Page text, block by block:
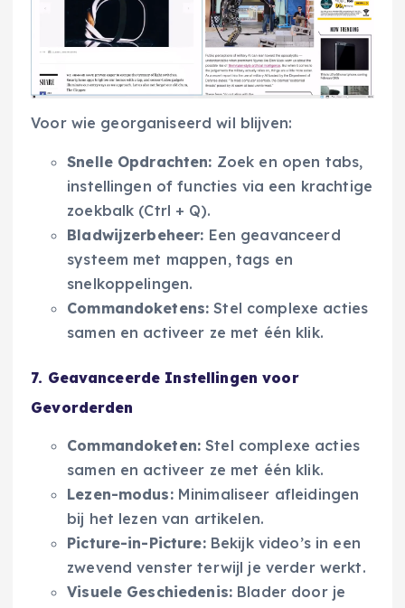
Voor wie georganiseerd wil blijven:
Snelle Opdrachten: Zoek en open tabs,
instellingen of functies via een krachtige
zoekbalk (Ctrl + Q).
Bladwijzerbeheer: Een geavanceerd
systeem met mappen, tags en
snelkoppelingen.
Commandoketens: Stel complexe acties
samen en activeer ze met één klik.
7. Geavanceerde Instellingen voor
Gevorderden
Commandoketen: Stel complexe acties
samen en activeer ze met één klik.
Lezen-modus:Minimaliseer afleidingen
bij het lezen van artikelen.
Picture-in-Picture:Bekijk video’s in een
zwevend venster terwijl je verder werkt.
Visuele Geschiedenis: Blader door je